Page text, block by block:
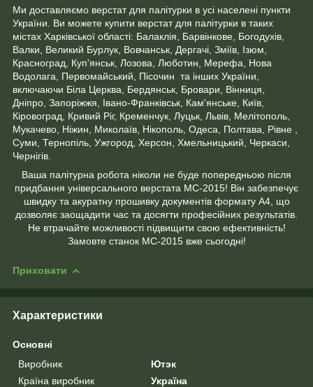
Ми доставляємо верстат для палітурки в усі населені пункти
України. Ви можете купити верстат для палітурки в таких
містах Харківської області: Балаклія, Барвінкове, Богодухів,
Валки, Великий Бурлук, Вовчанськ, Дергачі, Зміїв, Ізюм,
Красноград, Куп'янськ, Лозова, Люботин, Мерефа, Нова
Водолага, Первомайський, Пісочин та інших України,
включаючи Біла Церква, Бердянськ, Бровари, Вінниця,
Дніпро, Запоріжжя, Івано-Франківськ, Кам'янське, Київ,
Кіровоград, Кривий Ріг, Кременчук, Луцьк, Львів, Мелітополь,
Мукачево, Ніжин, Миколаїв, Нікополь, Одеса, Полтава, Рівне ,
Суми, Тернопіль, Ужгород, Херсон, Хмельницький, Черкаси,
Чернігів.
Ваша палітурна робота ніколи не буде попередньою після
придбання універсального верстата МС-2015! Він забезпечує
швидку та акуратну прошивку документів формату А4, що
дозволяє заощадити час та досягти професійних результатів.
Не втрачайте можливості підвищити свою ефективність!
Замовте станок МС-2015 вже сьогодні!
Приховати
Характеристики
Основні
Виробник
Ютэк
Країна виробник
Україна